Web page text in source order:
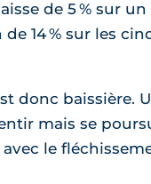
de 5 % sur
14 % sur les
donc baissière.
mais se
le